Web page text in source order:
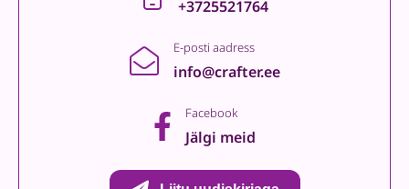
+3725521764
E-posti aadress
info@crafter.ee
Facebook
Jälgi meid